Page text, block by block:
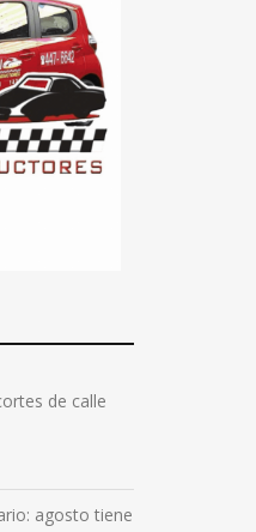
de calle
agosto tiene